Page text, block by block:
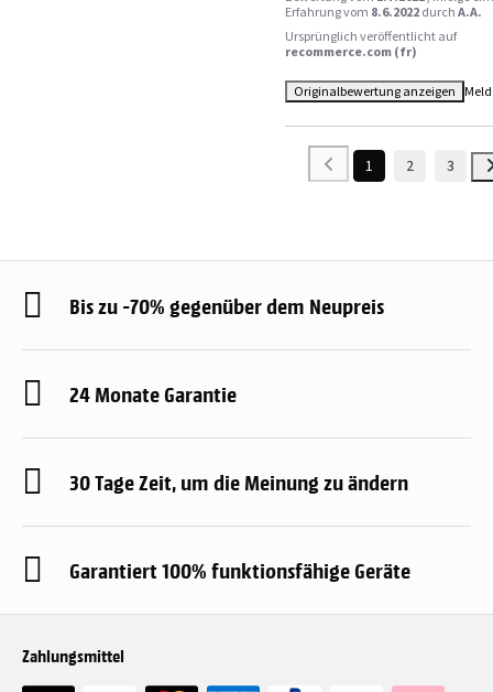
Erfahrung vom 8.6.2022 durch A.A.
Ursprünglich veröffentlicht auf
recommerce.com (fr)
Originalbewertung anzeigen
1 2 3
Bis zu -70% gegenüber dem Neupreis
24 Monate Garantie
30 Tage Zeit, um die Meinung zu ändern
Garantiert 100% funktionsfähige Geräte
Zahlungsmittel